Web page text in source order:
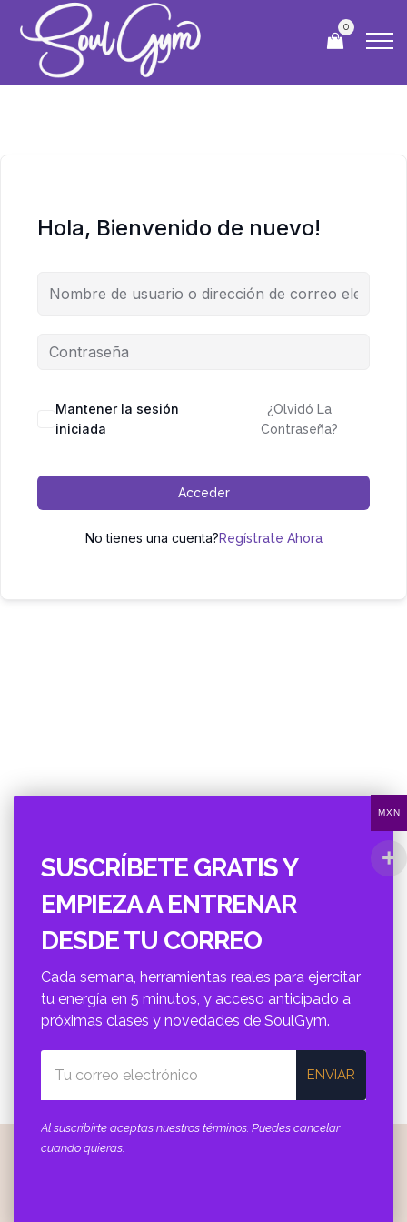
0
Hola, Bienvenido de nuevo!
Mantener la sesión
iniciada
¿Olvidó La
Contraseña?
Acceder
No tienes una cuenta?Regístrate Ahora
SUSCRÍBETE GRATIS Y
EMPIEZA A ENTRENAR
DESDE TU CORREO
Cada semana, herramientas reales para ejercitar
tu energí­a en 5 minutos, y acceso anticipado a
próximas clases y novedades de SoulGym.
ENVIAR
Al suscribirte aceptas nuestros términos. Puedes cancelar
cuando quieras.
MXN